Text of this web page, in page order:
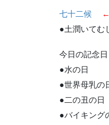
七十二候
●土潤いてむ
今日の記念日
●水の日
●世界母乳の
●二の丑の日
●バイキング